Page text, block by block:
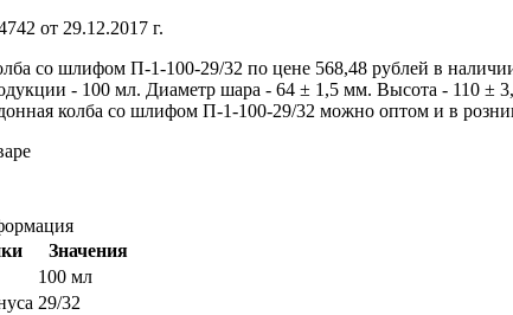
от 29.12.2017 г.
со шлифом П-1-100-29/32 по цене 568,48 рублей в
- 100 мл. Диаметр шара - 64 ± 1,5 мм. Высота - 110 ±
колба со шлифом П-1-100-29/32 можно оптом и в
Значения
100 мл
29/32